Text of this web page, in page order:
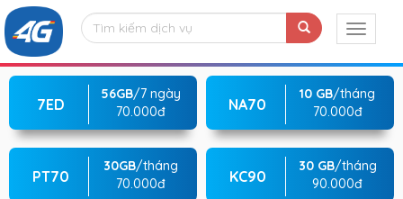
7ED
56GB/7 ngày
70.000đ
NA70
10 GB/tháng
70.000đ
PT70
30GB/tháng
70.000đ
KC90
30 GB/tháng
90.000đ